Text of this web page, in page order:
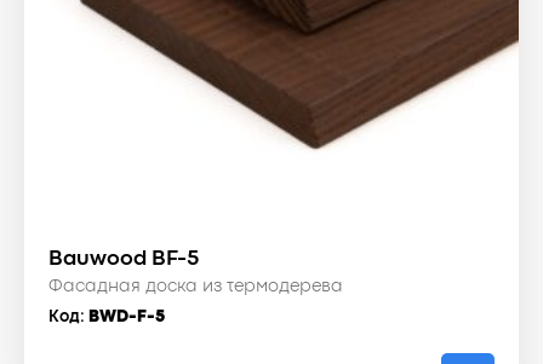
Bauwood BF-5
Фасадная доска из термодерева
Код: BWD-F-5